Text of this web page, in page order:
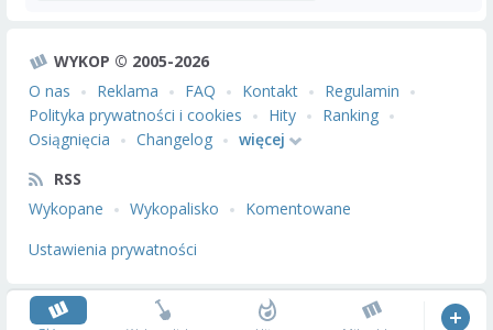
WYKOP © 2005-2026
O nas
Reklama FAQ Kontakt
Regulamin
Polityka prywatności i cookies
Hity
Ranking
Osiągnięcia
Changelog
więcej
RSS
Wykopane
Wykopalisko
Komentowane
Ustawienia prywatności